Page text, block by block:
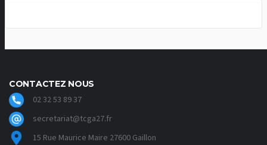
CONTACTEZ NOUS
02 32 53 89 37
secretariat@tcga27.fr
15 Rue Maurice Maire 27600 Gaillon